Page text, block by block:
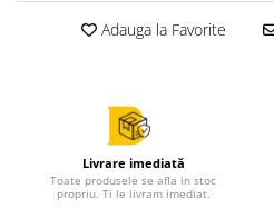
Adauga la Favorite
Livrare imediată
Toate produsele se afla in stoc
propriu. Ti le livram imediat.